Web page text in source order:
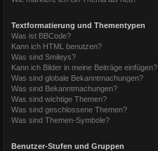
Textformatierung und Thementypen
Was ist BBCode?
Kann ich HTML benutzen?
Was sind Smileys?
Kann ich Bilder in meine Beiträge einfügen?
Was sind globale Bekanntmachungen?
Was sind Bekanntmachungen?
Was sind wichtige Themen?
Was sind geschlossene Themen?
Was sind Themen-Symbole?
Benutzer-Stufen und Gruppen